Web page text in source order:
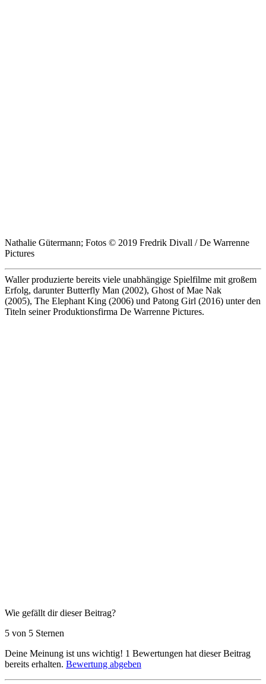
Nathalie Gütermann; Fotos © 2019 Fredrik Divall / De Warrenne
Pictures
Waller produzierte bereits viele unabhängige Spielfilme mit großem
Erfolg, darunter Butterfly Man (2002), Ghost of Mae Nak
(2005), The Elephant King (2006) und Patong Girl (2016) unter den
Titeln seiner Produktionsfirma De Warrenne Pictures.
Wie gefällt dir dieser Beitrag?
5 von 5 Sternen
Deine Meinung ist uns wichtig! 1 Bewertungen hat dieser Beitrag
bereits erhalten. Bewertung abgeben